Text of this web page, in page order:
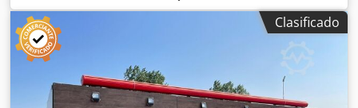
inmejorable. Los equipos de gas son suministrados
únicamente por fabricantes cualificados y de alta calidad.
La estructura y toda la cocina, incluyendo el equipamiento,
son NUEVOS. 1. Información sobre el contenedor
Disponibilidad: Entrega inmediata Color: Antracita Entrega
incluida en el precio, hasta el borde de acera. 2.
Clasificado